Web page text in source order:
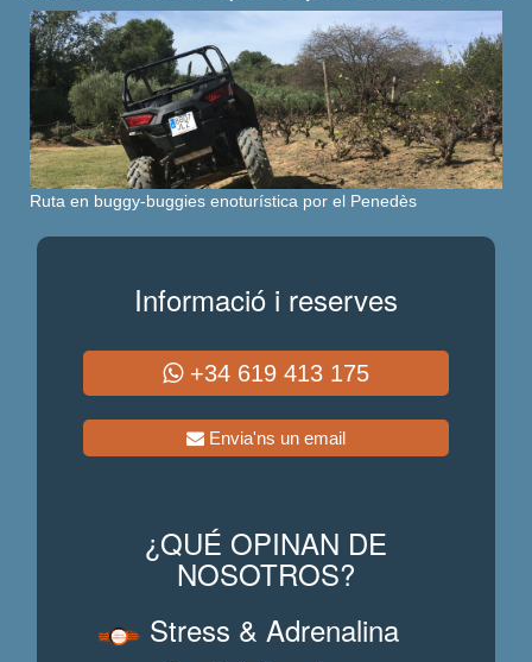
Ruta en buggy-buggies enoturística por el Penedès
Informació i reserves
+34 619 413 175
Envia'ns un email
¿QUÉ OPINAN DE
NOSOTROS?
Stress & Adrenalina